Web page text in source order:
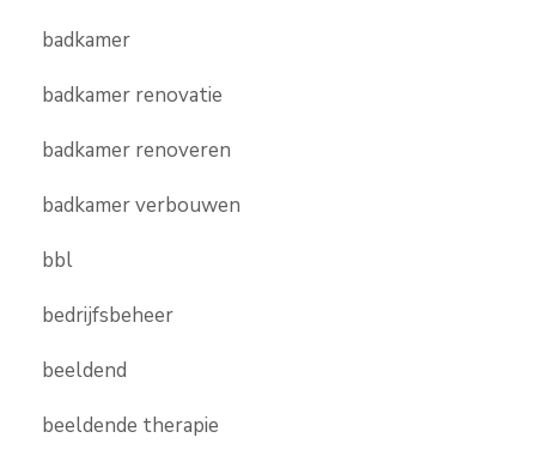
badkamer
badkamer renovatie
badkamer renoveren
badkamer verbouwen
bbl
bedrijfsbeheer
beeldend
beeldende therapie